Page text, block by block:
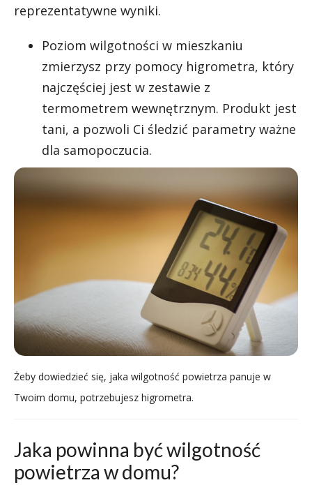
reprezentatywne wyniki.
Poziom wilgotności w mieszkaniu
zmierzysz przy pomocy higrometra, który
najczęściej jest w zestawie z
termometrem wewnętrznym. Produkt jest
tani, a pozwoli Ci śledzić parametry ważne
dla samopoczucia.
Żeby dowiedzieć się, jaka wilgotność powietrza panuje w
Twoim domu, potrzebujesz higrometra.
Jaka powinna być wilgotność
powietrza w domu?